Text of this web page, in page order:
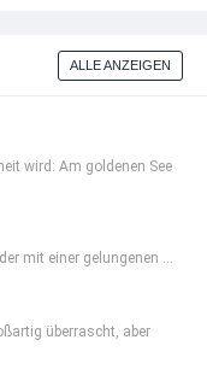
ALLE ANZEIGEN
wird: Am goldenen See
mit einer gelungenen ...
überrascht, aber